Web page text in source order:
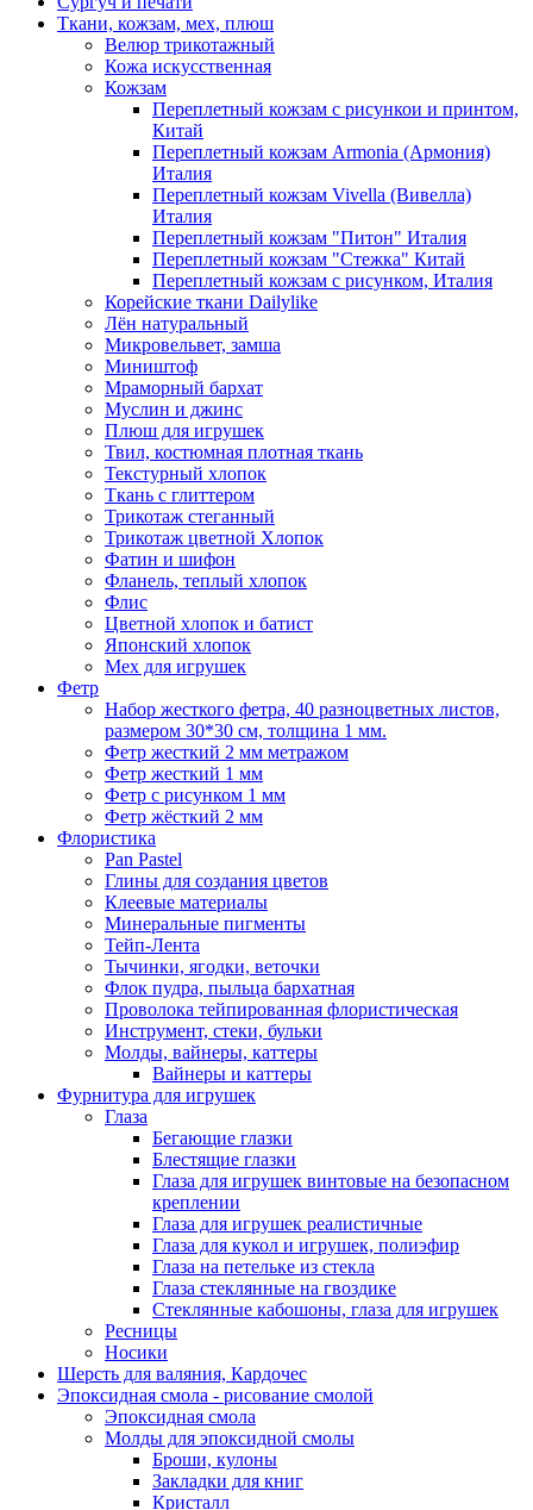
Ткани, кожзам, мех, плюш
Велюр трикотажный
Кожа искусственная
Кожзам
Переплетный кожзам с рисункои и принтом,
Китай
Переплетный кожзам Armonia (Армония)
Италия
Переплетный кожзам Vivella (Вивелла)
Италия
Переплетный кожзам "Питон" Италия
Переплетный кожзам "Стежка" Китай
Переплетный кожзам с рисунком, Италия
Корейские ткани Dailylike
Лён натуральный
Микровельвет, замша
Миништоф
Мраморный бархат
Муслин и джинс
Плюш для игрушек
Твил, костюмная плотная ткань
Текстурный хлопок
Ткань с глиттером
Трикотаж стеганный
Трикотаж цветной Хлопок
Фатин и шифон
Фланель, теплый хлопок
Флис
Цветной хлопок и батист
Японский хлопок
Мех для игрушек
Фетр
Набор жесткого фетра, 40 разноцветных листов,
размером 30*30 см, толщина 1 мм.
Фетр жесткий 2 мм метражом
Фетр жесткий 1 мм
Фетр с рисунком 1 мм
Фетр жёсткий 2 мм
Флористика
Pan Pastel
Глины для создания цветов
Клеевые материалы
Минеральные пигменты
Тейп-Лента
Тычинки, ягодки, веточки
Флок пудра, пыльца бархатная
Проволока тейпированная флористическая
Инструмент, стеки, бульки
Молды, вайнеры, каттеры
Вайнеры и каттеры
Фурнитура для игрушек
Глаза
Бегающие глазки
Блестящие глазки
Глаза для игрушек винтовые на безопасном
креплении
Глаза для игрушек реалистичные
Глаза для кукол и игрушек, полиэфир
Глаза на петельке из стекла
Глаза стеклянные на гвоздике
Стеклянные кабошоны, глаза для игрушек
Ресницы
Носики
Шерсть для валяния, Кардочес
Эпоксидная смола - рисование смолой
Эпоксидная смола
Молды для эпоксидной смолы
Броши, кулоны
Закладки для книг
Кристалл